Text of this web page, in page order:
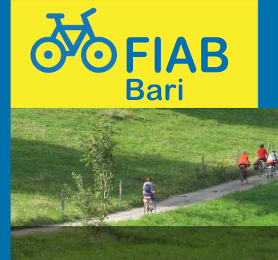
Salta al contenuto principale
Fiab Bari Ruotalibera - Associazione di ciclisti urbani